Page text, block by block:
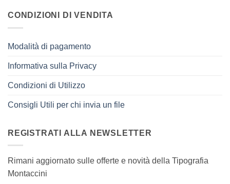
CONDIZIONI DI VENDITA
Modalità di pagamento
Informativa sulla Privacy
Condizioni di Utilizzo
Consigli Utili per chi invia un file
REGISTRATI ALLA NEWSLETTER
Rimani aggiornato sulle offerte e novità della Tipografia
Montaccini